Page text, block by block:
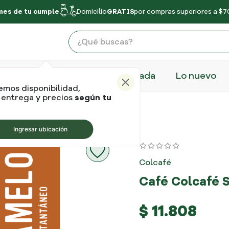
cumple. DomicilioGRATISpor compras superiores a $70.000 |
¿Qué buscas?
MÁS BUSCADOS
cafe
galletas
yupi
chocolatina
capsulas
mani
cafe sello rojo
disponibilidad,
y precios según tu
Ingresar ubicación
Recomendados de temporada Lo nuevo
Caramelo
Colcafé
Café Colcafé
$11.808